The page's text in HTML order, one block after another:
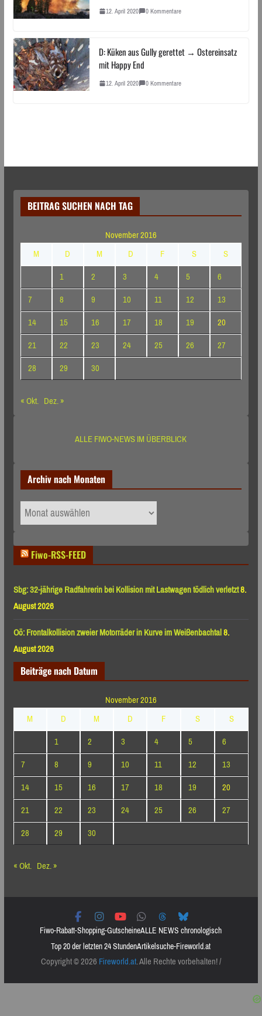
12. April 2020 0 Kommentare
D: Küken aus Gully gerettet → Ostereinsatz
mit Happy End
12. April 2020 0 Kommentare
BEITRAG SUCHEN NACH TAG
November 2016
M
D M D F S
S
1
2 3 4 5
6
7
8 9 10 11 12
13
14
15 16 17 18 19
20
21
22 23 24 25 26
27
28
29
30
« Okt. Dez. »
ALLE FIWO-NEWS IM ÜBERBLICK
Archiv nach Monaten
Archiv
nach
Fiwo-RSS-FEED
Sbg: 32-jährige Radfahrerin bei Kollision mit Lastwagen tödlich verletzt8.
August 2026
Oö: Frontalkollision zweier Motorräder in Kurve im Weißenbachtal8.
August 2026
Beiträge nach Datum
November 2016
M
D M D F S
S
1
2 3 4 5
6
7
8 9 10 11 12
13
14
15 16 17 18 19
20
21
22 23 24 25 26
27
28
29
30
« Okt. Dez. »
Fiwo-Rabatt-Shopping-GutscheineALLE NEWS chronologisch
Top 20 der letzten 24 StundenArtikelsuche-Fireworld.at
Copyright © 2026Fireworld.at. Alle Rechte vorbehalten! /